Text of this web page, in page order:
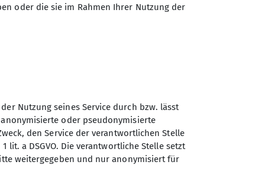
Sektion Turner-
Alpenkränzchen des
Deutschen Alpenvereins e.V.
Kellerstr. 37
oder die sie im Rahmen Ihrer Nutzung der
Nutzung seines Service durch bzw. lässt
oder pseudonymisierte
den Service der verantwortlichen Stelle
a DSGVO. Die verantwortliche Stelle setzt
weitergegeben und nur anonymisiert für